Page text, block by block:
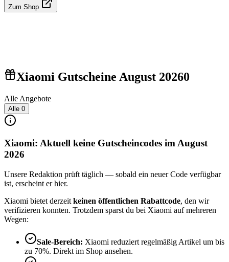
Zum Shop
Xiaomi Gutscheine August 20260
Alle Angebote
Alle 0
Xiaomi: Aktuell keine Gutscheincodes im August
2026
Unsere Redaktion prüft täglich — sobald ein neuer Code verfügbar
ist, erscheint er hier.
Xiaomi bietet derzeit keinen öffentlichen Rabattcode, den wir
verifizieren konnten. Trotzdem sparst du bei Xiaomi auf mehreren
Wegen:
Sale-Bereich: Xiaomi reduziert regelmäßig Artikel um bis
zu 70%. Direkt im Shop ansehen.